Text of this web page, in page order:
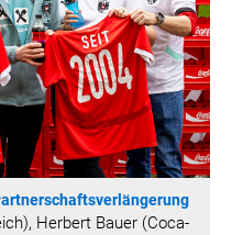
Herbert Bauer (Coca-